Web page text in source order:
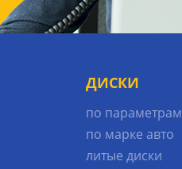
ДИСКИ
по параметрам
по марке авто
литые диски